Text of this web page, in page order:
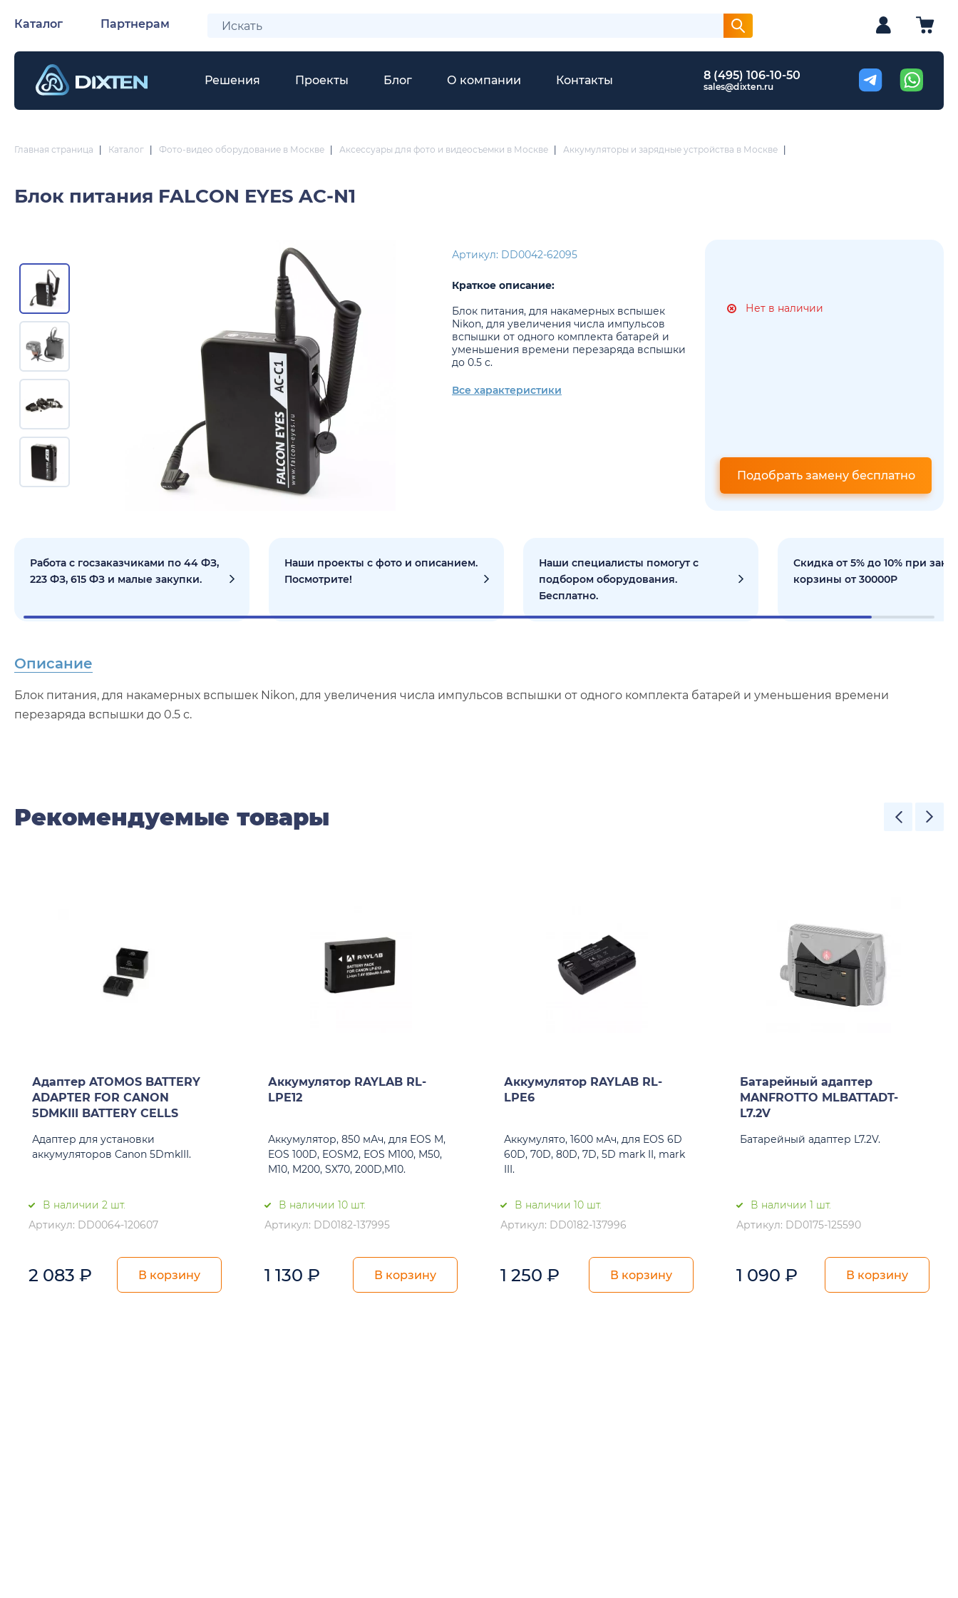
Каталог Партнерам
Решения Проекты Блог О компании Контакты 8 (495) 106-10-50
sales@dixten.ru
Главная страница Каталог Фото-видео оборудование в Москве Аксессуары для фото и видеосъемки в Москве Аккумуляторы и зарядные устройства в Москве
Блок питания FALCON EYES AC-N1
Артикул: DD0042-62095
Краткое описание:
Блок питания, для накамерных вспышек
Nikon, для увеличения числа импульсов
вспышки от одного комплекта батарей и
уменьшения времени перезаряда вспышки
до 0.5 с.
Все характеристики
Нет в наличии
Подобрать замену бесплатно
Работа с госзаказчиками по 44 ФЗ,
223 ФЗ, 615 ФЗ и малые закупки.
Наши проекты с фото и описанием.
Посмотрите!
Наши специалисты помогут с
подбором оборудования.
Бесплатно.
Скидка от 5% до 10% при
корзины от 30000Р
Описание
Блок питания, для накамерных вспышек Nikon, для увеличения числа импульсов вспышки от одного комплекта батарей и уменьшения времени
перезаряда вспышки до 0.5 с.
Рекомендуемые товары
Адаптер ATOMOS BATTERY
ADAPTER FOR CANON
5DMKIII BATTERY CELLS
Адаптер для установки
аккумуляторов Canon 5DmkIII.
В наличии 2 шт.
Артикул: DD0064-120607
2 083 ₽ В корзину
Аккумулятор RAYLAB RL-
LPE12
Аккумулятор, 850 мАч, для EOS M,
EOS 100D, EOSM2, EOS M100, M50,
M10, M200, SX70, 200D,M10.
В наличии 10 шт.
Артикул: DD0182-137995
1 130 ₽ В корзину
Аккумулятор RAYLAB RL-
LPE6
Аккумулято, 1600 мАч, для EOS 6D
60D, 70D, 80D, 7D, 5D mark II, mark
III.
В наличии 10 шт.
Артикул: DD0182-137996
1 250 ₽ В корзину
Батарейный адаптер
MANFROTTO MLBATTADT-
L7.2V
Батарейный адаптер L7.2V.
В наличии 1 шт.
Артикул: DD0175-125590
1 090 ₽ В корзину